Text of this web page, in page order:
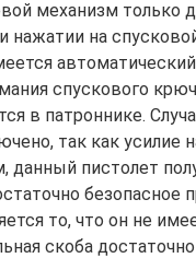
механизм только
нажатии на
спускового
в патроннике.
так как усилие
данный пистолет
безопасное
то, что он не
скоба